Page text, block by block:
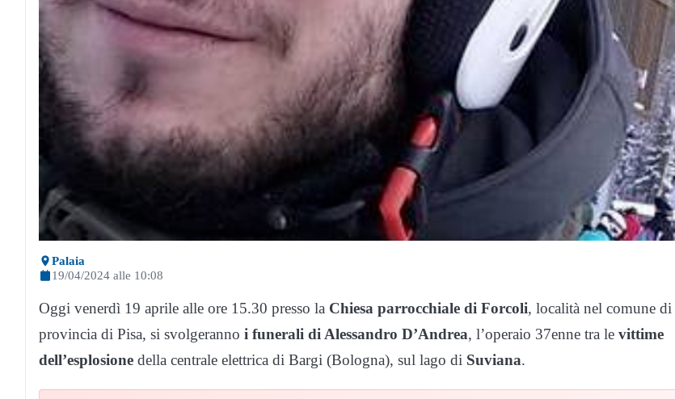
Palaia
19/04/2024 alle 10:08
Oggi venerdì 19 aprile alle ore 15.30 presso la Chiesa parrocchiale di Forcoli, località nel comune di
provincia di Pisa, si svolgeranno i funerali di Alessandro D’Andrea, l’operaio 37enne tra le vittime
dell’esplosione della centrale elettrica di Bargi (Bologna), sul lago di Suviana.